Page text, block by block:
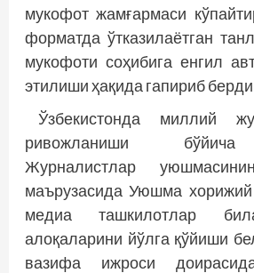
мукофот жамғармаси
форматда ўтказилаётган
мукофоти соҳибига енгил
этилиши ҳақида гапириб
Ўзбекистонда миллий
ривожланиши бўйича
Журналистлар
маърузасида Уюшма хорижий
медиа ташкилотлар
алоқаларини йўлга қўйиши
вазифа ижроси